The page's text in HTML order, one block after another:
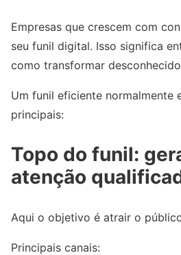
Empresas que crescem com
seu funil digital. Isso significa
como transformar
Um funil eficiente normalmente
principais:
Topo do funil:
atenção
Aqui o objetivo é atrair o
Principais canais: